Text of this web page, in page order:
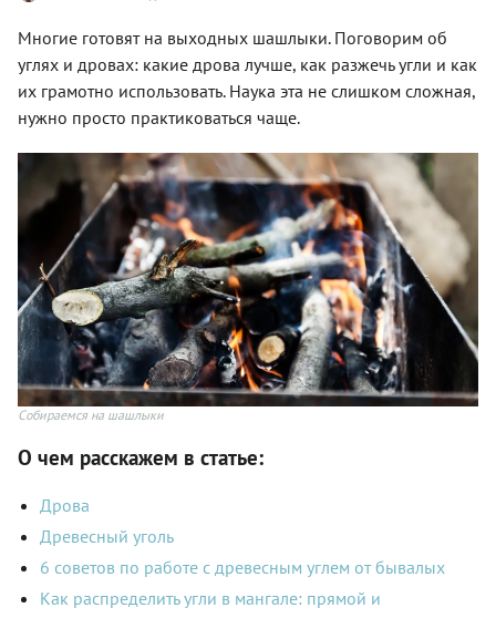
Многие готовят на выходных шашлыки. Поговорим об
углях и дровах: какие дрова лучше, как разжечь угли и как
их грамотно использовать. Наука эта не слишком сложная,
нужно просто практиковаться чаще.
Собираемся на шашлыки
О чем расскажем в статье:
Дрова
Древесный уголь
6 советов по работе с древесным углем от бывалых
Как распределить угли в мангале: прямой и